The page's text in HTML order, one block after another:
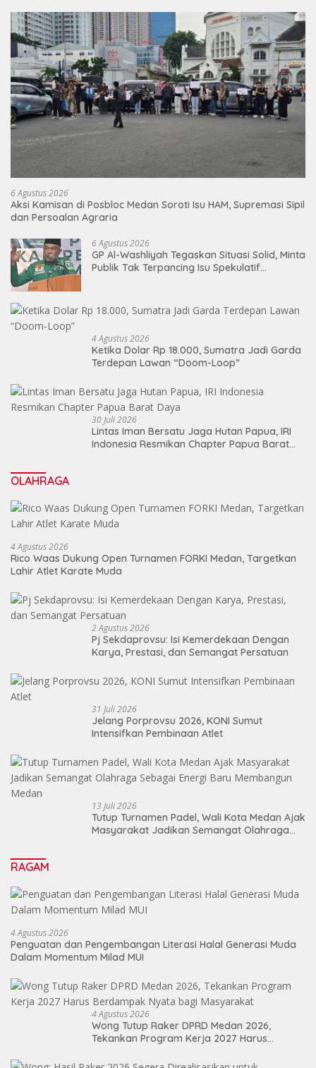
6 Agustus 2026
Aksi Kamisan di Posbloc Medan Soroti Isu HAM, Supremasi Sipil
dan Persoalan Agraria
6 Agustus 2026
GP Al-Washliyah Tegaskan Situasi Solid, Minta
Publik Tak Terpancing Isu Spekulatif
4 Agustus 2026
Ketika Dolar Rp 18.000, Sumatra Jadi Garda
Terdepan Lawan “Doom-Loop”
30 Juli 2026
Lintas Iman Bersatu Jaga Hutan Papua, IRI
Indonesia Resmikan Chapter Papua Barat
OLAHRAGA
4 Agustus 2026
Rico Waas Dukung Open Turnamen FORKI Medan, Targetkan
Lahir Atlet Karate Muda
2 Agustus 2026
Pj Sekdaprovsu: Isi Kemerdekaan Dengan
Karya, Prestasi, dan Semangat Persatuan
31 Juli 2026
Jelang Porprovsu 2026, KONI Sumut
Intensifkan Pembinaan Atlet
13 Juli 2026
Tutup Turnamen Padel, Wali Kota Medan Ajak
Masyarakat Jadikan Semangat Olahraga
RAGAM
4 Agustus 2026
Penguatan dan Pengembangan Literasi Halal Generasi Muda
Dalam Momentum Milad MUI
4 Agustus 2026
Wong Tutup Raker DPRD Medan 2026,
Tekankan Program Kerja 2027 Harus